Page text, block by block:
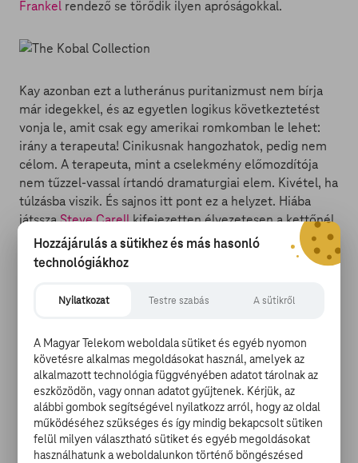
Frankel rendező se törődik ilyen apróságokkal.
Kay azonban ezt a lutheránus puritanizmust nem bírja
már idegekkel, és az egyetlen logikus következtetést
vonja le, amit csak egy amerikai romkomban le lehet:
irány a terapeuta! Cinikusnak hangozhatok, pedig nem
célom. A terapeuta, mint a cselekmény előmozdítója
nem tűzzel-vassal írtandó dramaturgiai elem. Kivétel, ha
túlzásba viszik. És sajnos itt pont ez a helyzet. Hiába
játsszaSteve Carellkifejezetten élvezetesen a kettőnél
több dimenzióban nem létező terapeutát, szépen lassan
unalmassá válnak ezek a jelenetek. Ráadásul akkor
érződik csak igazán mennyire, amikor a főhőseink végre
kiszabadulnak a szürke szobából, hogy irtó élvezetesen
Bergman, de az Amit még mindig tudni akarsz a szexről
se akar a Jelenetek egy házasságból babérjaira törni. A
film hullámzó teljesítményéért inkább Vanessa Taylor
tehető felelőssé, aki a forgatókönyvet írta és a többre
érdemes színészeket a film több, mint felében egy
teljesen érdektelen szobába zárta.
Hozzájárulás a sütikhez és más hasonló
technológiákhoz
Nyilatkozat Testre szabás A sütikről
A Magyar Telekom weboldala sütiket és egyéb nyomon
követésre alkalmas megoldásokat használ, amelyek az
alkalmazott technológia függvényében adatot tárolnak az
eszközödön, vagy onnan adatot gyűjtenek. Kérjük, az
alábbi gombok segítségével nyilatkozz arról, hogy az oldal
működéséhez szükséges és így mindig bekapcsolt sütiken
felül milyen választható sütiket és egyéb megoldásokat
használhatunk a weboldalunkon történő böngészésed